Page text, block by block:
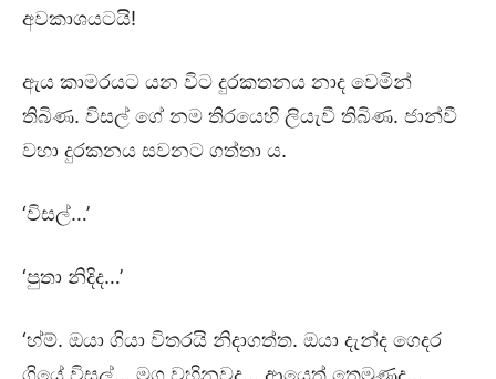
අවකාශයටයි!
ඇය කාමරයට යන විට දුරකතනය නාද වෙමින්
තිබිණ. විසල් ගේ නම තිරයෙහි ලියැවී තිබිණ. ජාන්වී
වහා දුරකනය සවනට ගත්තා ය.
‘විසල්…’
‘පුතා නිදිද…’
‘හ්ම්. ඔයා ගියා විතරයි නිදාගත්ත. ඔයා දැන්ද ගෙදර
ගියේ විසල්… මග වහිනවද… ආයෙත් තෙමුණද…